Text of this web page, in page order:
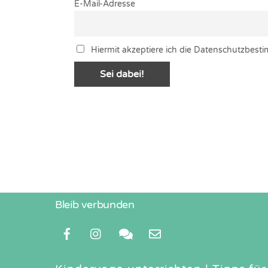
E-Mail-Adresse
Hiermit akzeptiere ich die
Bleib verbunden